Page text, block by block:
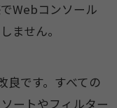
Webコンソール
ません。
良です。すべての
ートやフィルター